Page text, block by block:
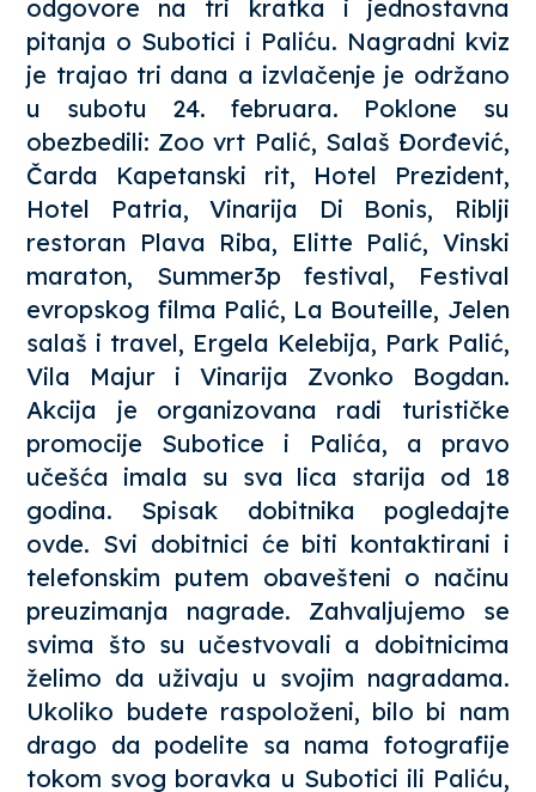
odgovore na tri kratka i jednostavna
pitanja o Subotici i Paliću. Nagradni kviz
je trajao tri dana a izvlačenje je održano
u subotu 24. februara. Poklone su
obezbedili: Zoo vrt Palić, Salaš Đorđević,
Čarda Kapetanski rit, Hotel Prezident,
Hotel Patria, Vinarija Di Bonis, Riblji
restoran Plava Riba, Elitte Palić, Vinski
maraton, Summer3p festival, Festival
evropskog filma Palić, La Bouteille, Jelen
salaš i travel, Ergela Kelebija, Park Palić,
Vila Majur i Vinarija Zvonko Bogdan.
Akcija je organizovana radi turističke
promocije Subotice i Palića, a pravo
učešća imala su sva lica starija od 18
godina. Spisak dobitnika pogledajte
ovde. Svi dobitnici će biti kontaktirani i
telefonskim putem obavešteni o načinu
preuzimanja nagrade. Zahvaljujemo se
svima što su učestvovali a dobitnicima
želimo da uživaju u svojim nagradama.
Ukoliko budete raspoloženi, bilo bi nam
drago da podelite sa nama fotografije
tokom svog boravka u Subotici ili Paliću,